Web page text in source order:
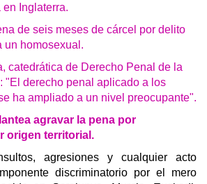
Inglaterra.
de seis meses de cárcel por delito
un homosexual.
catedrática de Derecho Penal de la
"El derecho penal aplicado a los
ha ampliado a un nivel preocupante".
agravar la pena por
origen territorial.
agresiones y cualquier acto
discriminatorio por el mero